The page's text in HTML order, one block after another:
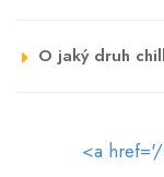
O jaký druh
<a